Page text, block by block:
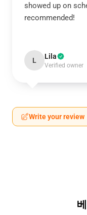
showed up on
recommended!
L Lila
Verified owner
Write your review